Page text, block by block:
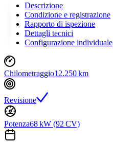
Descrizione
Condizione e registrazione
Rapporto di ispezione
Dettagli tecnici
Configurazione individuale
Chilometraggio12.250 km
Revisione
Potenza68 kW (92 CV)